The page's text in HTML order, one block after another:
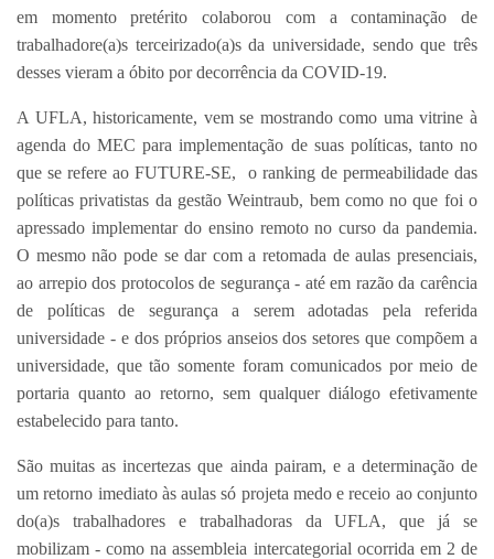
em momento pretérito colaborou com a contaminação de
trabalhadore(a)s terceirizado(a)s da universidade, sendo que três
desses vieram a óbito por decorrência da COVID-19.
A UFLA, historicamente, vem se mostrando como uma vitrine à
agenda do MEC para implementação de suas políticas, tanto no
que se refere ao FUTURE-SE, o ranking de permeabilidade das
políticas privatistas da gestão Weintraub, bem como no que foi o
apressado implementar do ensino remoto no curso da pandemia.
O mesmo não pode se dar com a retomada de aulas presenciais,
ao arrepio dos protocolos de segurança - até em razão da carência
de políticas de segurança a serem adotadas pela referida
universidade - e dos próprios anseios dos setores que compõem a
universidade, que tão somente foram comunicados por meio de
portaria quanto ao retorno, sem qualquer diálogo efetivamente
estabelecido para tanto.
São muitas as incertezas que ainda pairam, e a determinação de
um retorno imediato às aulas só projeta medo e receio ao conjunto
do(a)s trabalhadores e trabalhadoras da UFLA, que já se
mobilizam - como na assembleia intercategorial ocorrida em 2 de